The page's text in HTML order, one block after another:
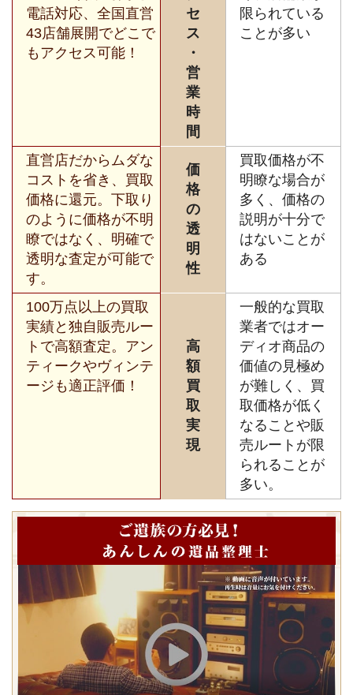
電話対応、全国直営
43店舗展開でどこで
もアクセス可能！
セ
ス
・
営
業
時
間
限られている
ことが多い
直営店だからムダな
コストを省き、買取
価格に還元。下取り
のように価格が不明
瞭ではなく、明確で
透明な査定が可能で
す。
価
格
の
透
明
性
買取価格が不
明瞭な場合が
多く、価格の
説明が十分で
はないことが
ある
100万点以上の買取
実績と独自販売ルー
トで高額査定。アン
ティークやヴィンテ
ージも適正評価！
高
額
買
取
実
現
一般的な買取
業者ではオー
ディオ商品の
価値の見極め
が難しく、買
取価格が低く
なることや販
売ルートが限
られることが
多い。